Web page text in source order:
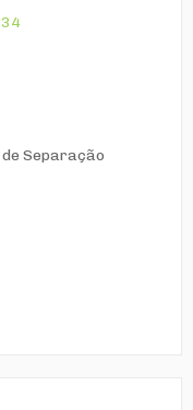
Separação